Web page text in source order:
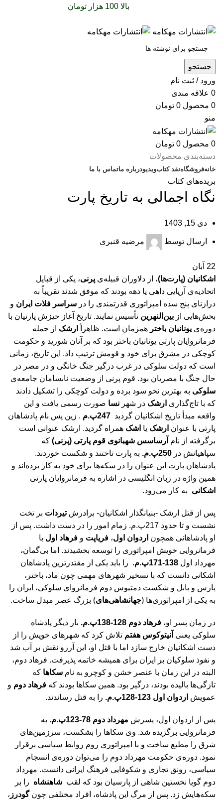
بالا 100 هزار تومان
جستجو
ورود / ثبت نام
0 علاقه مندی
0 محصول 0 تومان
منو
0 محصول 0 تومان
دسته‌بندی محصولات
خانهفروشگاهنقد کتابویدیودرباره‌ ماتماس با ما
بریده‌های کتاب
نگاه اجمالی به تاریخ پارت
دی 15, 1403
ارسال توسط مرضیه قنبری
22 آبان
اشکانیان (پارت‌ها)، از دلاوران قبیله‌ی پرنی، یکی از قبایل
اتحادیه‌ی آریایی داهی یا دهه بودند که موفق شدند تقریباً به
درازنای پنج سده امپراتوری قدرتمندی را در سراسر فلات ایران و
بخش‌هایی از بین‌النهرین تأسیس نمایند. تاریخ آغاز خیزش پارتیان با
دوره‌ی یونانیان باختر همزمان است. ظاهراً ارشک از جمله
فرمانروایان پارتی یونانیان باختر بود که بر آنان شورید و حکومت
کوچکی در مشرق برای خود و قومش ترتیب داد. این تاریخ، زمانی
است که دولت سلوکی در غرب درگیر جنگ خانگی و در مصر در
حال جنگ با مصریان بود. قوم پرنی از وضعیت نابسامان جامعه‌ی
سلوکی به بهترین نحو سود برده و دولت کوچکی را تشکیل دادند
که با تاج‌گذاری ارشک در شهر نسا صورت رسمی یافت و این
واقعه مبدأ تاریخ اشکانیان گردید 247پ.م
. زین پس نام پادشاهان
پارتی با عنوان ارشک یا اشک همراه گردید. ارشک عنوانی است
برگرفته از نام آرساسس شهبانوی قوم پارتی (پرنی) که
سپاهیانش در 250پ.م.
به پارت تاختند و شکست خوردند.
پادشاهان پارت این عنوان را در سکه‌ها برای خود به کار برده‌اند و
همین واژه در زبان انگلیسی در اشاره به فرمانروایان پارتی
اشکانی به کار می‌رود.
پس از قتل ارشک -بنیانگذار اشکانیان- برادرشتیردات بر تخت
نشست و تا حدود 217پ.م. زمام امور را در دست داشت. پس از
او پادشاهانی همچون اردوان اول، فریاپت و فرهاد اول با
فرمانروایی خویش امپراتوری را توسعه بخشیدند. اما بی‌گمان،
مهرداد اول 138-171پ.م.
را باید یکی از مقتدرترین پادشاهان
اشکانی دانست که با تسخیر شهرهای مهمی چون ماد، باختر،
پارس و بابل و شکست دمتیوس دوم فرمانروای سلوکی، ایران را
به یکی از امپراتوری‌ها (جهانشاهی‌های) بزرگ عصر مبدل ساخت.
در زمان پسر او، فرهاد دوم 128-138پ.م.
بار دیگر پادشاه
سلوکی یعنی آنیتوکوس هفتم تلاش کرد که شهرهای خویش را از
دست اشکانیان خارج سازد اما با قتل او، این آرزو نقش بر آب شد
و نفوذ سلوکیان بر ایران برای همیشه خاتمه پذیرفت. فرهاد دوم،
البته در این زمان با عنصر خشن و کوچرو به نام سکاها که
تازگی‌ها بالیده بودند، درگیر بود. همین سکاها بودند که فرهاد دوم و
عمویش اردوان اول 123-128پ.م. را به قتل رساندند.
پس از اردوان اول، پسرش مهرداد دوم 78-123پ.م.
به
فرمانروایی برگزیده شد. وی سکاها را بشکست، سرزمین‌های
شرق را مطیع ساخت و با امپراتوری روم روابط سیاسی برقرار
نمود. دوره‌ی حکومت مهرداد دوم را می‌توان دوره‌ی انسجام
سیاسی، رونق تجاری و شکوفایی فرهنگ ایرانی دانست. مهرداد
دوم گویا نخستین شاهی از پارسیان بود که لقب شاهنشاه را بر
سکه‌هایش زد. پس از مرگ این پادشاه، افراد مختلفی چونگودرز ،